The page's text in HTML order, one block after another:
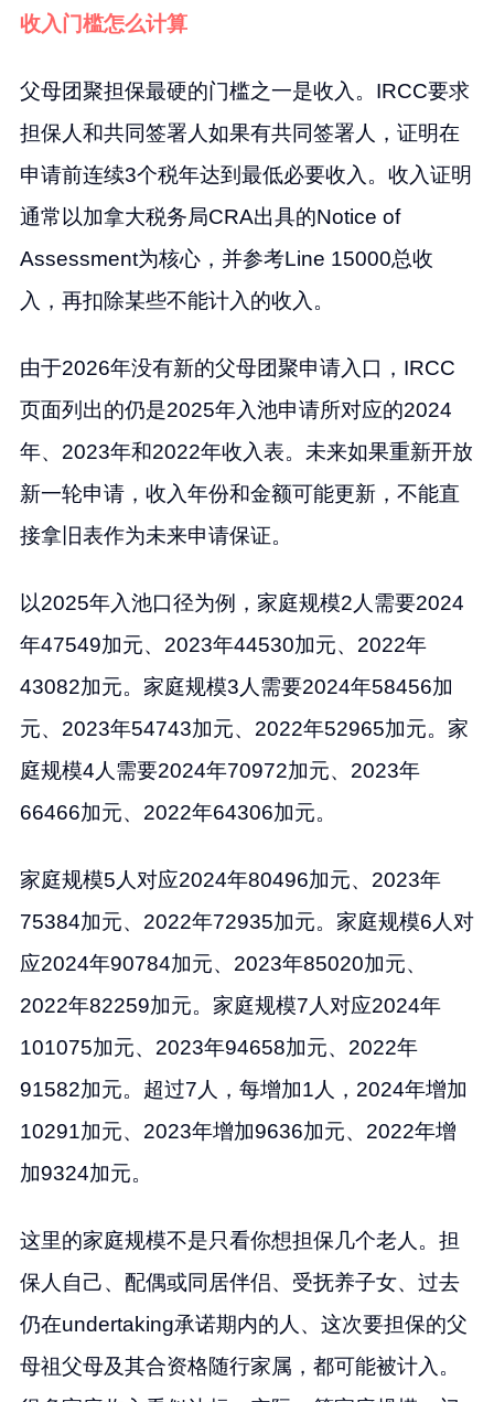
收入门槛怎么计算
父母团聚担保最硬的门槛之一是收入。IRCC要求
担保人和共同签署人如果有共同签署人，证明在
申请前连续3个税年达到最低必要收入。收入证明
通常以加拿大税务局CRA出具的Notice of
Assessment为核心，并参考Line 15000总收
入，再扣除某些不能计入的收入。
由于2026年没有新的父母团聚申请入口，IRCC
页面列出的仍是2025年入池申请所对应的2024
年、2023年和2022年收入表。未来如果重新开放
新一轮申请，收入年份和金额可能更新，不能直
接拿旧表作为未来申请保证。
以2025年入池口径为例，家庭规模2人需要2024
年47549加元、2023年44530加元、2022年
43082加元。家庭规模3人需要2024年58456加
元、2023年54743加元、2022年52965加元。家
庭规模4人需要2024年70972加元、2023年
66466加元、2022年64306加元。
家庭规模5人对应2024年80496加元、2023年
75384加元、2022年72935加元。家庭规模6人对
应2024年90784加元、2023年85020加元、
2022年82259加元。家庭规模7人对应2024年
101075加元、2023年94658加元、2022年
91582加元。超过7人，每增加1人，2024年增加
10291加元、2023年增加9636加元、2022年增
加9324加元。
这里的家庭规模不是只看你想担保几个老人。担
保人自己、配偶或同居伴侣、受抚养子女、过去
仍在undertaking承诺期内的人、这次要担保的父
母祖父母及其合资格随行家属，都可能被计入。